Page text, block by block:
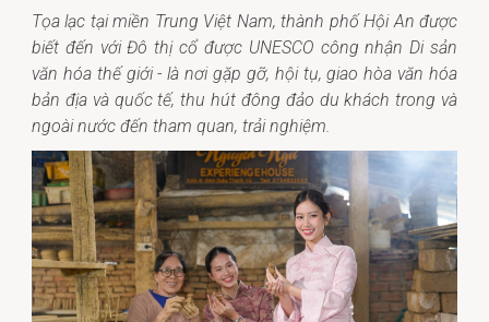
Tọa lạc tại miền Trung Việt Nam, thành phố Hội An được
biết đến với Đô thị cổ được UNESCO công nhận Di sản
văn hóa thế giới- là nơi gặp gỡ, hội tụ, giao hòa văn hóa
bản địa và quốc tế, thu hút đông đảo du khách trong và
ngoài nước đến tham quan, trải nghiệm.